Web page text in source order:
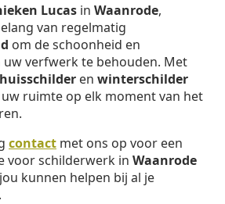
Lucas in Waanrode,
van regelmatig
om de schoonheid en
uw verfwerk te behouden. Met
huisschilder en winterschilder
ruimte op elk moment van het
contact met ons op voor een
voor schilderwerk in Waanrode
kunnen helpen bij al je